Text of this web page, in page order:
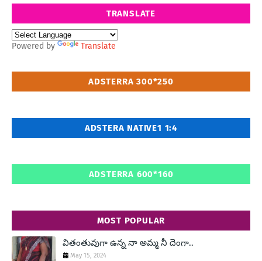
TRANSLATE
Powered by Translate
ADSTERRA 300*250
ADSTERA NATIVE1 1:4
ADSTERRA 600*160
MOST POPULAR
వితంతువుగా ఉన్న నా అమ్మ నీ దెంగా..
May 15, 2024